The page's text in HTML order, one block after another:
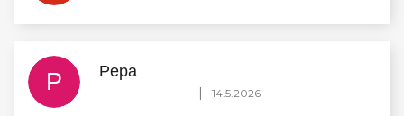
P Pepa
Hodnocení obchodu je 5 z 5 hvězdiček.
| 14.5.2026